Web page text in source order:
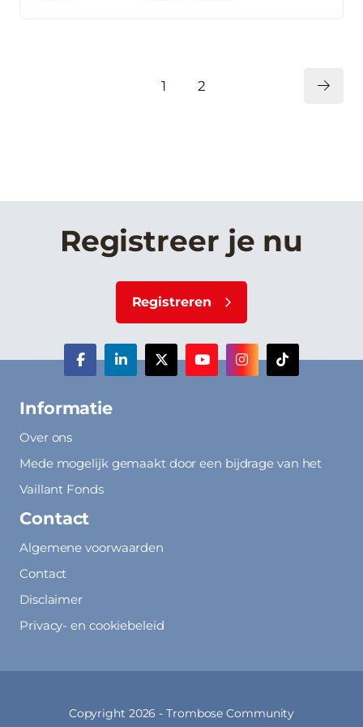
1 2
Registreer je nu
Registreren
Informatie
Over ons
Mede mogelijk gemaakt door een bijdrage van het
Vaillant Fonds
Contact
Algemene voorwaarden
Contact
Disclaimer
Privacy- en cookiebeleid
Copyright 2026 -Trombose Community